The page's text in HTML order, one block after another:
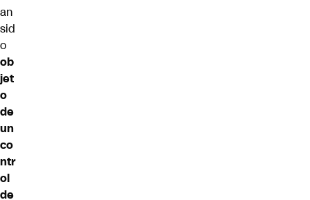
an
sid
o
ob
jet
o
de
un
co
ntr
ol
de